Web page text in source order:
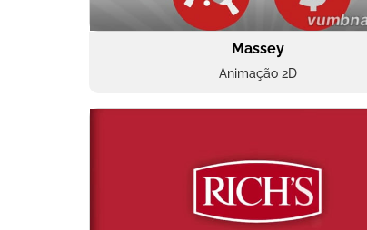
Massey
Animação 2D